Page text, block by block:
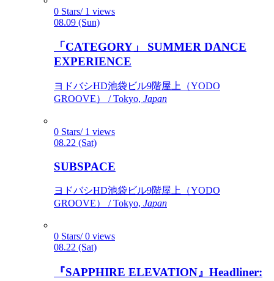
0 Stars/ 1 views
08.09 (Sun)
「CATEGORY」 SUMMER DANCE
EXPERIENCE
ヨドバシHD池袋ビル9階屋上（YODO
GROOVE） / Tokyo, Japan
0 Stars/ 1 views
08.22 (Sat)
SUBSPACE
ヨドバシHD池袋ビル9階屋上（YODO
GROOVE） / Tokyo, Japan
0 Stars/ 0 views
08.22 (Sat)
『SAPPHIRE ELEVATION』Headliner: